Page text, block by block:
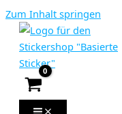
Zum Inhalt springen